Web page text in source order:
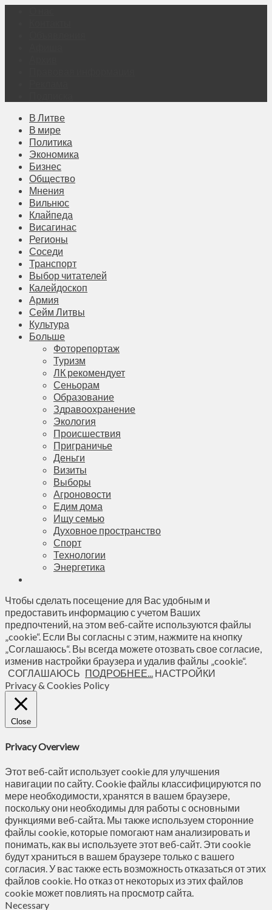
В Литве
В мире
Политика
Экономика
Бизнес
Общество
Мнения
Вильнюс
Клайпеда
Висагинас
Регионы
Соседи
Транспорт
Выбор читателей
Калейдоскоп
Армия
Сейм Литвы
Культура
Больше
Фоторепортаж
Туризм
ЛК рекомендует
Сеньорам
Образование
Здравоохранение
Экология
Происшествия
Приграничье
Деньги
Визиты
Выборы
Агроновости
Едим дома
Ищу семью
Духовное пространство
Спорт
Технологии
Энергетика
Чтобы сделать посещение для Вас удобным и
предоставить информацию с учетом Ваших
предпочтений, на этом веб-сайте используются файлы
„cookie“. Если Вы согласны с этим, нажмите на кнопку
„Соглашаюсь“. Вы всегда можете отозвать свое согласие,
изменив настройки браузера и удалив файлы „cookie“.
СОГЛАШАЮСЬ ПОДРОБНЕЕ... НАСТРОЙКИ
Privacy & Cookies Policy
Close
Privacy Overview
Этот веб-сайт использует cookie для улучшения
навигации по сайту. Сookie файлы классифицируются по
мере необходимости, хранятся в вашем браузере,
поскольку они необходимы для работы с основными
функциями веб-сайта. Мы также используем сторонние
файлы cookie, которые помогают нам анализировать и
понимать, как вы используете этот веб-сайт. Эти cookie
будут храниться в вашем браузере только с вашего
согласия. У вас также есть возможность отказаться от этих
файлов cookie. Но отказ от некоторых из этих файлов
cookie может повлиять на просмотр сайта.
Necessary